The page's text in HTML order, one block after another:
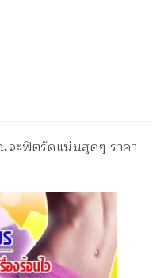
ะฟิตรัดแน่นสุดๆ ราคา